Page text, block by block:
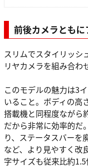
前後カメラとも
スリムでスタイリッシ
リヤカメラを組み合わ
このモデルの魅力は3
いること。ボディの高
搭載機と同程度ながら
だから非常に効率的だ
り、ステータスバーを
など、より見やすく改
字サイズも従来比約1.5